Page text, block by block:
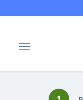
Navigation